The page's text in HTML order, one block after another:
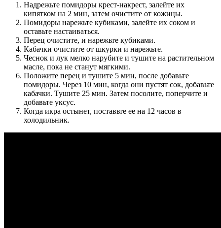
Надрежьте помидоры крест-накрест, залейте их
кипятком на 2 мин, затем очистите от кожицы.
Помидоры нарежьте кубиками, залейте их соком и
оставьте настаиваться.
Перец очистите, и нарежьте кубиками.
Кабачки очистите от шкурки и нарежьте.
Чеснок и лук мелко нарубите и тушите на растительном
масле, пока не станут мягкими.
Положите перец и тушите 5 мин, после добавьте
помидоры. Через 10 мин, когда они пустят сок, добавьте
кабачки. Тушите 25 мин. Затем посолите, поперчите и
добавьте уксус.
Когда икра остынет, поставьте ее на 12 часов в
холодильник.